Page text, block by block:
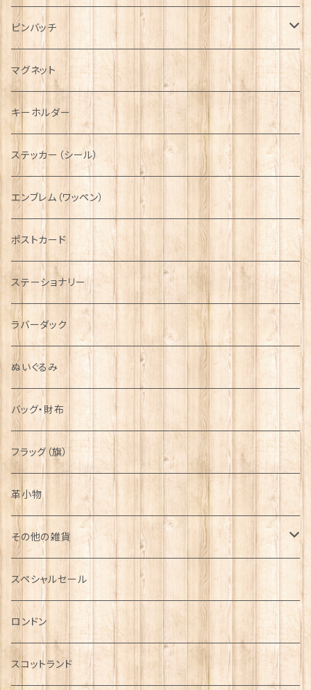
ハンチング帽
キャスケット
ディアストーカー
ニット帽
マフラー
タータン【Bronte by Moon】
タータン【Glencroft】
ボタンラップマフラー【Aran Traditions】
サッシュ
スカーフ
ファッションマスク
ペンダント
チャーム
その他のアクセサリー
ラブスプーン
ラブスプーン【SION LLEWELLYN】
ラブスプーン【PAUL CURTIS】
ファブリック
ティータオル
ペーパーナプキン
ティーコジー
その他テーブルウェア
ピンバッチ
ジェネラルデザイン
乗り物
動物＆植物
国旗＆紋章
音楽＆楽器
運動＆人物
シンボル
ミリタリー
NAVY
AIRFORCE
ARMY
ピューター
マグネット
キーホルダー
ステッカー（シール）
エンブレム（ワッペン）
ポストカード
ステーショナリー
ラバーダック
ぬいぐるみ
バッグ・財布
フラッグ（旗）
革小物
その他の雑貨
ミニカー
チャーム
犬グッズ
スペシャルセール
ロンドン
スコットランド